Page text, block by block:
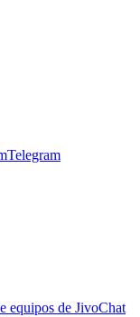
Telegram
equipos de JivoChat